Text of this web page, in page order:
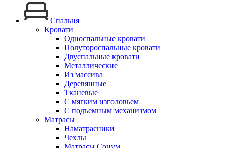
Спальня
Кровати
Односпальные кровати
Полутороспальные кровати
Двуспальные кровати
Металлические
Из массива
Деревянные
Тканевые
С мягким изголовьем
С подъемным механизмом
Матрасы
Наматрасники
Чехлы